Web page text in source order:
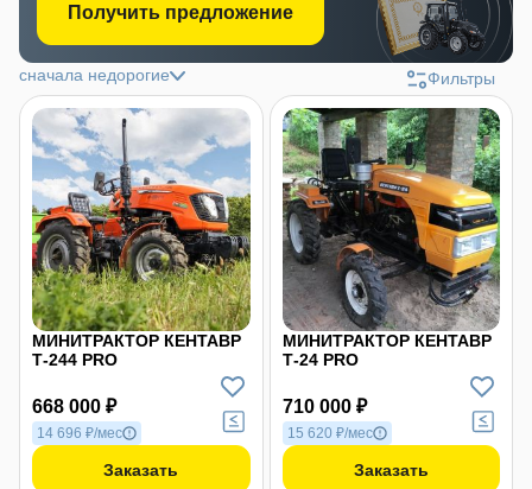
Получить предложение
сначала недорогие Фильтры
МИНИТРАКТОР КЕНТАВР
Т-244 PRO
668 000 ₽
14 696 ₽/мес
Заказать
МИНИТРАКТОР КЕНТАВР
Т-24 PRO
710 000 ₽
15 620 ₽/мес
Заказать